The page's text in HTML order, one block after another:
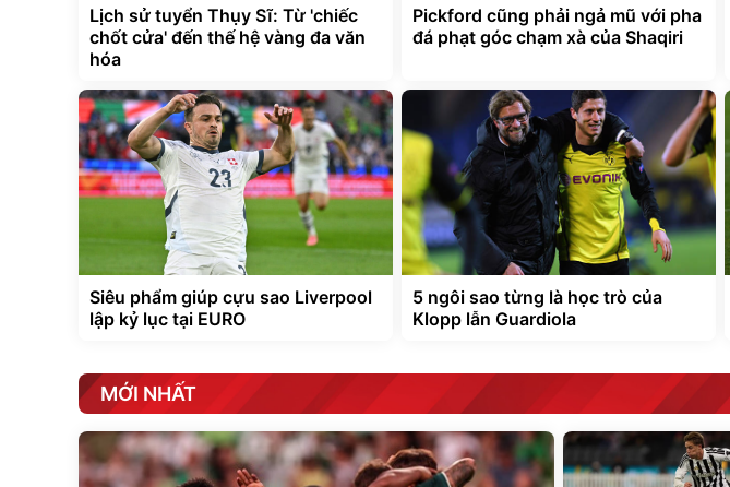
Lịch sử tuyển Thụy Sĩ: Từ 'chiếc
chốt cửa' đến thế hệ vàng đa văn
hóa
Pickford cũng phải ngả mũ với pha
đá phạt góc chạm xà của Shaqiri
Siêu phẩm giúp cựu sao Liverpool
lập kỷ lục tại EURO
5 ngôi sao từng là học trò của
Klopp lẫn Guardiola
MỚI NHẤT